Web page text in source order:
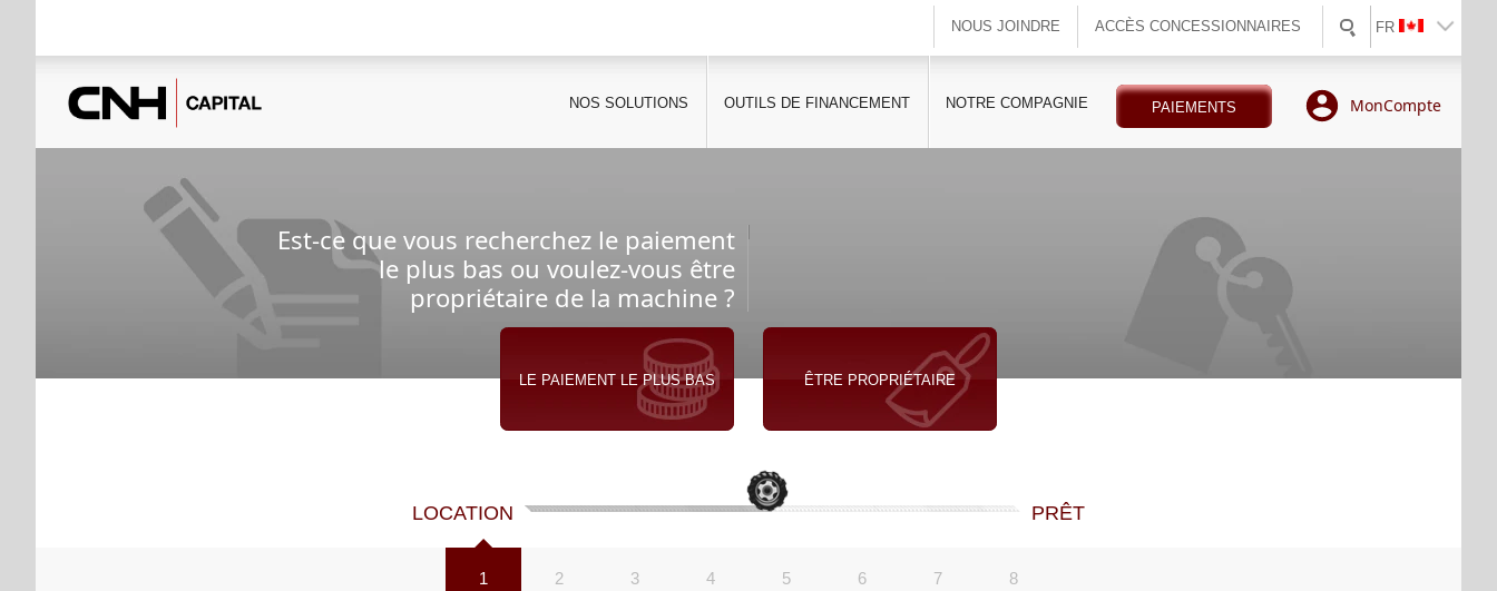
NOUS JOINDRE ACCÈS CONCESSIONNAIRES FR
NOS SOLUTIONS OUTILS DE FINANCEMENT NOTRE COMPAGNIE PAIEMENTS MonCompte
Est-ce que vous recherchez le paiement
le plus bas ou voulez-vous être
propriétaire de la machine ?
LE PAIEMENT LE PLUS BAS ÊTRE PROPRIÉTAIRE
LOCATION PRÊT
1 2 3 4 5 6 7 8